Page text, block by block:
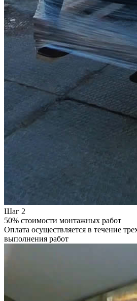
Шаг 2
50% стоимости монтажных работ
Оплата осуществляется в течение
выполнения работ